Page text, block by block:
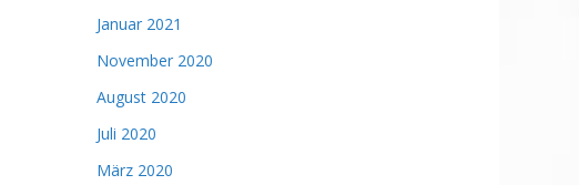
Januar 2021
November 2020
August 2020
Juli 2020
März 2020